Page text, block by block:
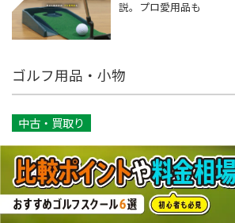
説。プロ愛用品も
ゴルフ用品・小物
中古・買取り
話題のキーワード